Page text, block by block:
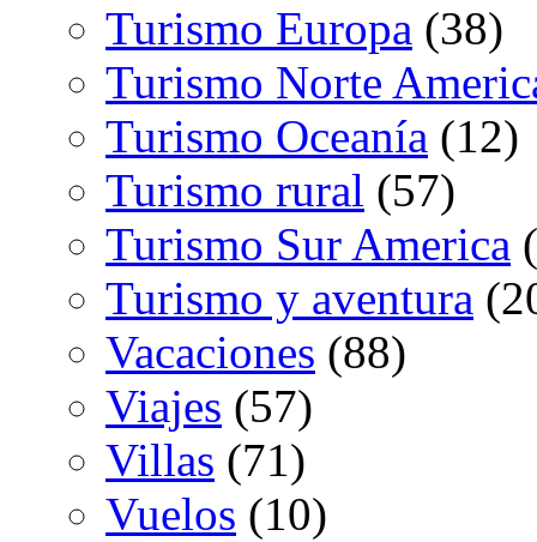
Turismo Europa (38)
Turismo Norte
Turismo Oceanía (12)
Turismo rural (57)
Turismo Sur America
Turismo y aventura
Vacaciones (88)
Viajes (57)
Villas (71)
Vuelos (10)